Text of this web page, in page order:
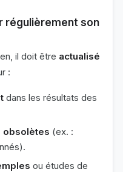
régulièrement son
il doit être actualisé
:
dans les résultats des
obsolètes (ex. :
ou études de